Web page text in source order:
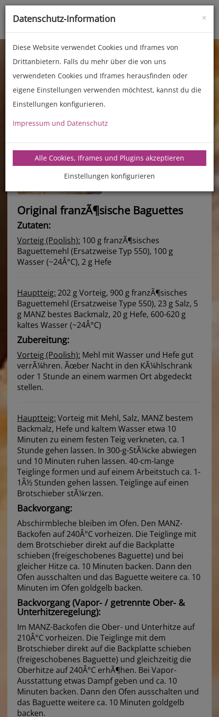
Toggle
Original franzÃ¶sische Baguettes
Zutaten:
Vorteig (Poolish): 100 g franzÃ¶sisches
Baguettemehl (Ersatzweise Typ 550), 100 g
Wasser (~24Â°C), 2 g Hefe
Hauptteig: 202 g Vorteig, 900 g franzÃ¶sisches
Baguettemehl (Ersatzweise Type 550), 23 g Salz, 5
g MANZ bestes Backmalz, 20 g Hefe, 600-620 g
kaltes Wasser (~24Â°C)
Zubereitung:
Vorteig (Poolish): Mehl mit Wasser und Hefe gut
verrÃ¼hren. Ãœber Nacht in den KÃ¼hlschrank
oder 1 Stunde an einem warmen Ort abgedeckt
stellen.
Hauptteig: Vorteig mit Mehl, Salz, MANZ bestem
Backmalz, Hefe und kaltem Wasser etwa 10
Minuten zu einem festen Teig verkneten, ca. 1
Stunde gehen lassen. In 300-g-StÃ¼cke abwiegen
und 10 Minuten ruhen lassen. 40-cm-lange
Teiglinge formen und auf einem Arbeitstuch ca. 1-
1Â½ Stunden gehen lassen. Teiglinge auf einen
Brotschieber stÃ¼rzen.
Backvorgang:
Abschirmbleche bleiben im Ofen. Den MANZ-
Backofen auf 240Â°C vorheizen. Die Teiglinge mit
dem Brotschieber direkt auf die Backplatte
schieben (freigeschobenes Baguette) und bei
gleicher Hitze ca. 10 Minuten backen. Dann den
Ofen ausschalten und das Baguette weitere ca. 10
Minuten im Ofen goldgelb backen.
Backvorgang (Vapor- / getrennte Ober- &
Unterhitzeregelung):
Im MANZ-Backofen die Ober- und Unterhitze auf
210Â°C vorheizen. Die Teiglinge mit dem
Brotschieber direkt auf die Backplatte schieben
(freigeschobenes Baguette) und gleichzeitig die
Oberhitze auf 240Â°C erhÃ¶hen. Bei Vapor-
Ausstattung etwas Dampf geben und ca. 10
Minuten backen. Dann den Ofen ausschalten und
das Baguette weitere ca. 10 Minuten goldgelb
backen.
×
Datenschutz-Information
Diese Website verwendet Cookies und Iframes von
Drittanbietern. Falls du mehr über die von uns
verwendeten Cookies und Iframes herausfinden oder
eigene Einstellungen verwenden möchtest, kannst du die
Einstellungen konfigurieren.
Impressum und Datenschutz
Alle Cookies, Iframes und Plugins akzeptieren
Einstellungen konfigurieren